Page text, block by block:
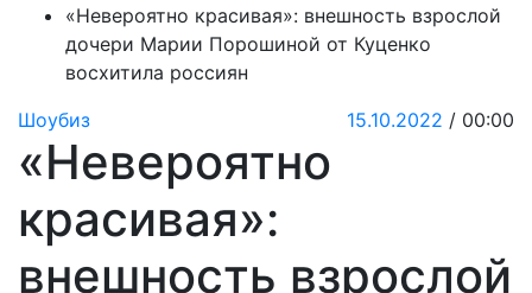
«Невероятно красивая»: внешность взрослой
дочери Марии Порошиной от Куценко
восхитила россиян
Шоубиз
15.10.2022 / 00:00
«Невероятно
красивая»:
внешность взрослой